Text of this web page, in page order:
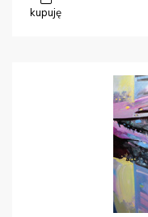
kupuję